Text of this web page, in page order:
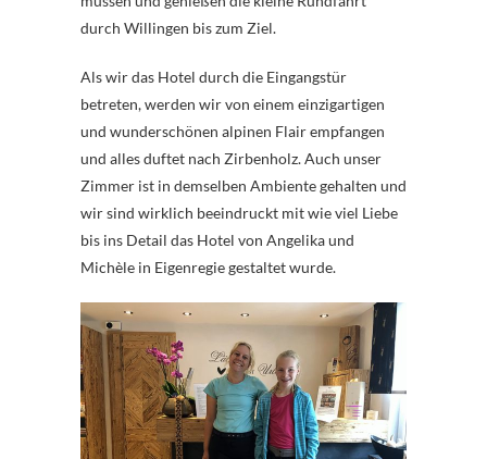
durch Willingen bis zum Ziel.
Als wir das Hotel durch die Eingangstür
betreten, werden wir von einem einzigartigen
und wunderschönen alpinen Flair empfangen
und alles duftet nach Zirbenholz. Auch unser
Zimmer ist in demselben Ambiente gehalten und
wir sind wirklich beeindruckt mit wie viel Liebe
bis ins Detail das Hotel von Angelika und
Michèle in Eigenregie gestaltet wurde.